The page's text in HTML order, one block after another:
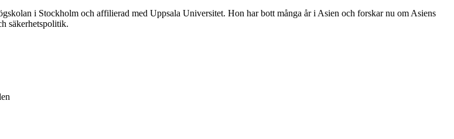
i Stockholm och affilierad med Uppsala Universitet. Hon har bott många år i Asien och forskar nu om Asiens
säkerhetspolitik.